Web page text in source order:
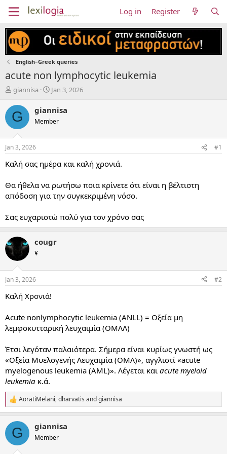
Log in Register
English–Greek queries
acute non lymphocytic leukemia
T
r
e
d
t
a
e
r
giannisa
S
a
t
t
e
Jan 3, 2026
G giannisa
Member
Jan 3, 2026 #1
Καλή σας ημέρα και καλή χρονιά.
Θα ήθελα να ρωτήσω ποια κρίνετε ότι είναι η βέλτιστη
απόδοση για την συγκεκριμένη νόσο.
Σας ευχαριστώ πολύ για τον χρόνο σας
cougr
¥
Jan 3, 2026 #2
Καλή Χρονιά!
Acute nonlymphocytic leukemia (ANLL) = Οξεία μη
λεμφοκυτταρική λευχαιμία (ΟΜΛΛ)
Έτσι λεγόταν παλαιότερα. Σήμερα είναι κυρίως γνωστή ως
«Οξεία Μυελογενής Λευχαιμία (ΟΜΛ)», αγγλιστί «acute
myelogenous leukemia (AML)». Λέγεται και acute myeloid
leukemia κ.ά.
R
e
c
i
AoratiMelani,dharvatis andgiannisa
G giannisa
Member